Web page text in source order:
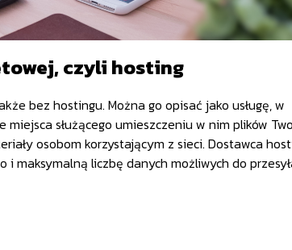
czyli hosting
bez hostingu. Można go opisać jako usługę, w
służącego umieszczeniu w nim plików
osobom korzystającym z sieci. Dostawca
maksymalną liczbę danych możliwych do